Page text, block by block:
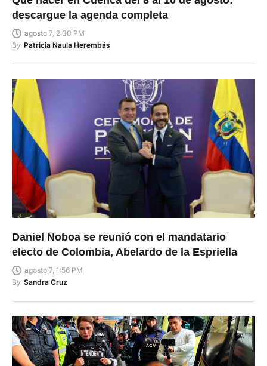
descargue la agenda completa
agosto 7, 2:30 PM
By Patricia Naula Herembás
Daniel Noboa se reunió con el mandatario
electo de Colombia, Abelardo de la Espriella
agosto 7, 1:56 PM
By Sandra Cruz